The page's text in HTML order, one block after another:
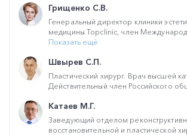
Грищенко С.В.
Генеральный директор клиники
медицины Topclinic, член
Показать ещё
Швырев С.П.
Пластический хирург. Врач высшей
Действительный член Российского
Катаев М.Г.
Заведующий отделом
восстановительной и пластической